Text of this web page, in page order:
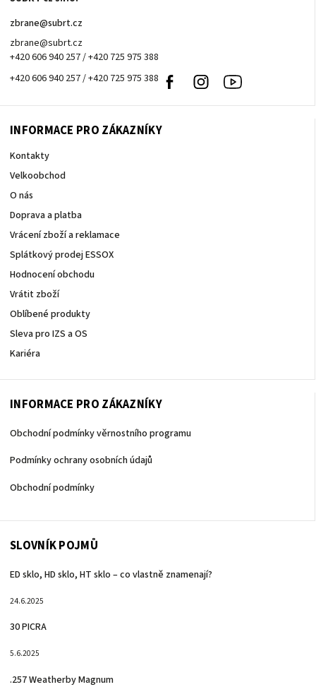
zbrane@subrt.cz
zbrane@subrt.cz
+420 606 940 257 / +420 725 975 388
+420 606 940 257 / +420 725 975 388
Facebook Instagram
INFORMACE PRO ZÁKAZNÍKY
Kontakty
Velkoobchod
O nás
Doprava a platba
Vrácení zboží a reklamace
Splátkový prodej ESSOX
Hodnocení obchodu
Vrátit zboží
Oblíbené produkty
Sleva pro IZS a OS
Kariéra
INFORMACE PRO ZÁKAZNÍKY
Obchodní podmínky věrnostního programu
Podmínky ochrany osobních údajů
Obchodní podmínky
SLOVNÍK POJMŮ
ED sklo, HD sklo, HT sklo – co vlastně znamenají?
24.6.2025
30 PICRA
5.6.2025
.257 Weatherby Magnum